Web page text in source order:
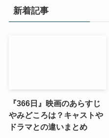
イ
ブ
新着記事
『366日』映画のあらすじ
やみどころは？キャストや
ドラマとの違いまとめ